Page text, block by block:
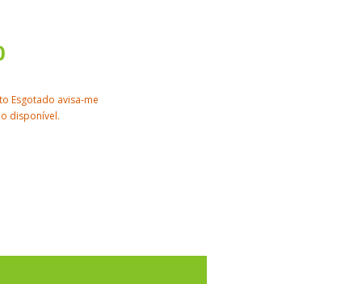
Esgotado avisa-me
disponível.